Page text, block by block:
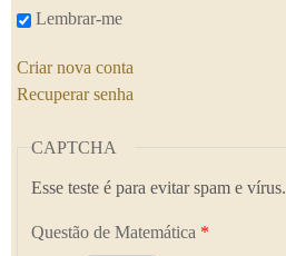
Lembrar-me
Criar nova conta
Recuperar senha
CAPTCHA
Esse teste é para evitar spam e vírus.
Questão de Matemática *